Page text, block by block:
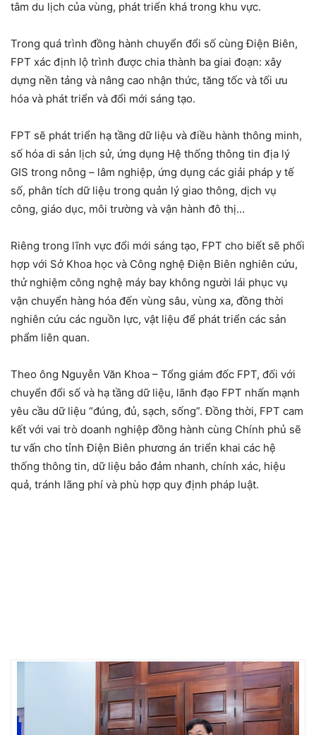
tâm du lịch của vùng, phát triển khá trong khu vực.
Trong quá trình đồng hành chuyển đổi số cùng Điện Biên,
FPT xác định lộ trình được chia thành ba giai đoạn: xây
dựng nền tảng và nâng cao nhận thức, tăng tốc và tối ưu
hóa và phát triển và đổi mới sáng tạo.
FPT sẽ phát triển hạ tầng dữ liệu và điều hành thông minh,
số hóa di sản lịch sử, ứng dụng Hệ thống thông tin địa lý
GIS trong nông – lâm nghiệp, ứng dụng các giải pháp y tế
số, phân tích dữ liệu trong quản lý giao thông, dịch vụ
công, giáo dục, môi trường và vận hành đô thị…
Riêng trong lĩnh vực đổi mới sáng tạo, FPT cho biết sẽ phối
hợp với Sở Khoa học và Công nghệ Điện Biên nghiên cứu,
thử nghiệm công nghệ máy bay không người lái phục vụ
vận chuyển hàng hóa đến vùng sâu, vùng xa, đồng thời
nghiên cứu các nguồn lực, vật liệu để phát triển các sản
phẩm liên quan.
Theo ông Nguyễn Văn Khoa – Tổng giám đốc FPT, đối với
chuyển đổi số và hạ tầng dữ liệu, lãnh đạo FPT nhấn mạnh
yêu cầu dữ liệu “đúng, đủ, sạch, sống”. Đồng thời, FPT cam
kết với vai trò doanh nghiệp đồng hành cùng Chính phủ sẽ
tư vấn cho tỉnh Điện Biên phương án triển khai các hệ
thống thông tin, dữ liệu bảo đảm nhanh, chính xác, hiệu
quả, tránh lãng phí và phù hợp quy định pháp luật.